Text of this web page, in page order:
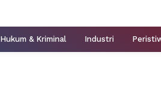
Hukum & Kriminal Industri